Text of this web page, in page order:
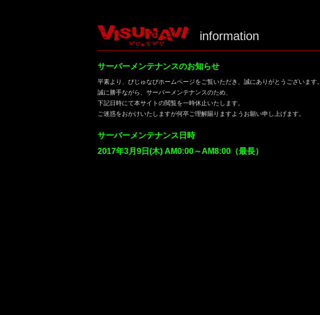
information
サーバーメンテナンスのお知らせ
平素より、びじゅなびホームページをご覧いただき、誠にありがとうございます。
誠に勝手ながら、サーバーメンテナンスのため、
下記日時にて本サイトの閲覧を一時休止いたします。
ご迷惑をおかけいたしますが何卒ご理解賜りますようお願い申し上げます。
サーバーメンテナンス日時
2017年3月9日(木) AM0:00～AM8:00（最長）